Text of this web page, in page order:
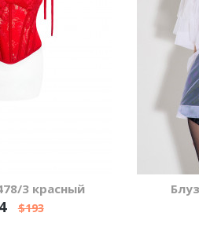
3 красный
$193